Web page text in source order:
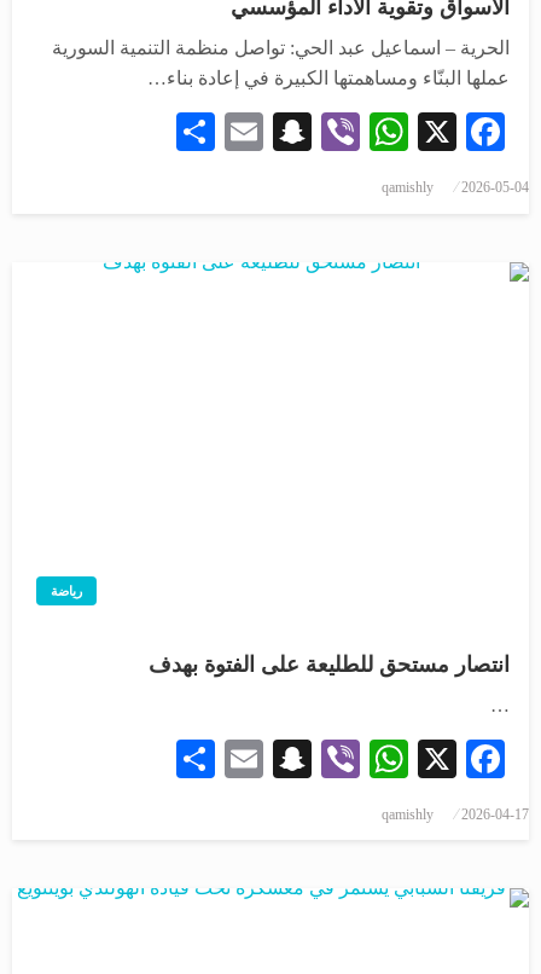
الأسواق وتقوية الأداء المؤسسي
الحرية – اسماعيل عبد الحي: تواصل منظمة التنمية السورية
عملها البنّاء ومساهمتها الكبيرة في إعادة بناء…
Facebook
X
WhatsApp
Viber
Snapchat
Email
2026-05-04
qamishly
رياضة
انتصار مستحق للطليعة على الفتوة بهدف
…
Facebook
X
WhatsApp
Viber
Snapchat
Email
2026-04-17
qamishly